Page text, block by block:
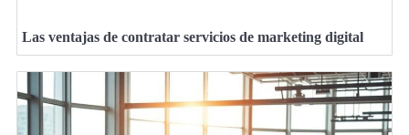
Las ventajas de contratar servicios de marketing digital